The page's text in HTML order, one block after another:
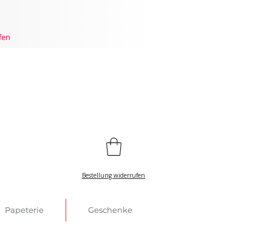
Bestellung widerrufen
Papeterie Geschenke